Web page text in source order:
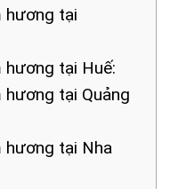
hương tại
hương tại Huế:
hương tại Quảng
hương tại Nha